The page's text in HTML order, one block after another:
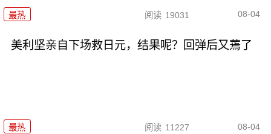
最热 阅读 19031 08-04
美利坚亲自下场救日元，结果呢？回弹后又蔫了
最热 阅读 11227 08-04